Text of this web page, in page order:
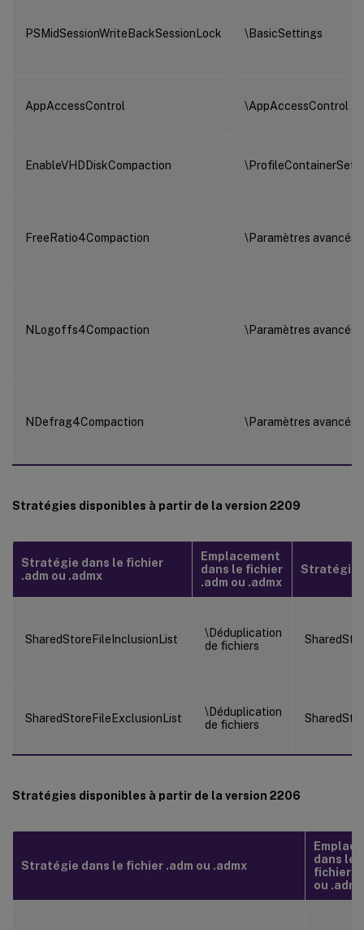
PSMidSessionWriteBackSessionLock \BasicSettings
AppAccessControl \AppAccessControl
EnableVHDDiskCompaction
FreeRatio4Compaction \Paramètres avancés
NLogoffs4Compaction \Paramètres avancés
NDefrag4Compaction \Paramètres avancés
Stratégies disponibles à partir de la version 2209
Stratégie dans le fichier
.adm ou .admx
Emplacement
dans le fichier
.adm ou .admx
Stratégie
SharedStoreFileInclusionList
\Déduplication
de fichiers
SharedStoreFileExclusionList
\Déduplication
de fichiers
Stratégies disponibles à partir de la version 2206
Stratégie dans le fichier .adm ou .admx
dans le
fichier
ou .admx